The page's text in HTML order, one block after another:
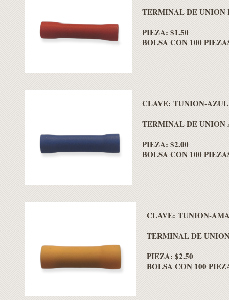
TERMINAL DE UNION
PIEZA: $1.50
BOLSA CON 100
CLAVE: TUNION-AZUL
TERMINAL DE UNION
PIEZA: $2.00
BOLSA CON 100
CLAVE: TUNION-
TERMINAL DE
PIEZA: $2.50
BOLSA CON 100